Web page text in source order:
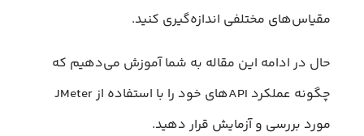
مقیاس‌های مختلفی اندازه‌گیری کنید.
حال در ادامه این مقاله به شما آموزش می‌دهیم که
چگونه عملکرد APIهای خود را با استفاده از JMeter
مورد بررسی و آزمایش قرار دهید.